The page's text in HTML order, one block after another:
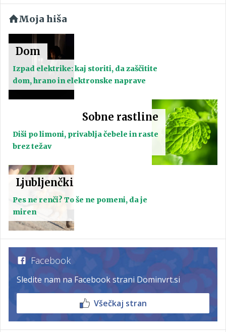
Moja hiša
Dom
Izpad elektrike: kaj storiti, da zaščitite
dom, hrano in elektronske naprave
Sobne rastline
Diši po limoni, privablja čebele in raste
brez težav
Ljubljenčki
Pes ne renči? To še ne pomeni, da je
miren
Facebook
Sledite nam na Facebook strani Dominvrt.si
Všečkaj stran